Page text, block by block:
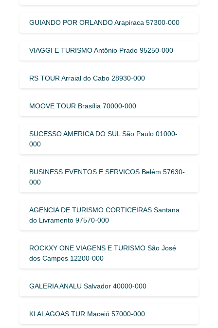
GUIANDO POR ORLANDO Arapiraca 57300-000
VIAGGI E TURISMO Antônio Prado 95250-000
RS TOUR Arraial do Cabo 28930-000
MOOVE TOUR Brasília 70000-000
SUCESSO AMERICA DO SUL São Paulo 01000-
000
BUSINESS EVENTOS E SERVICOS Belém 57630-
000
AGENCIA DE TURISMO CORTICEIRAS Santana
do Livramento 97570-000
ROCKXY ONE VIAGENS E TURISMO São José
dos Campos 12200-000
GALERIA ANALU Salvador 40000-000
KI ALAGOAS TUR Maceió 57000-000